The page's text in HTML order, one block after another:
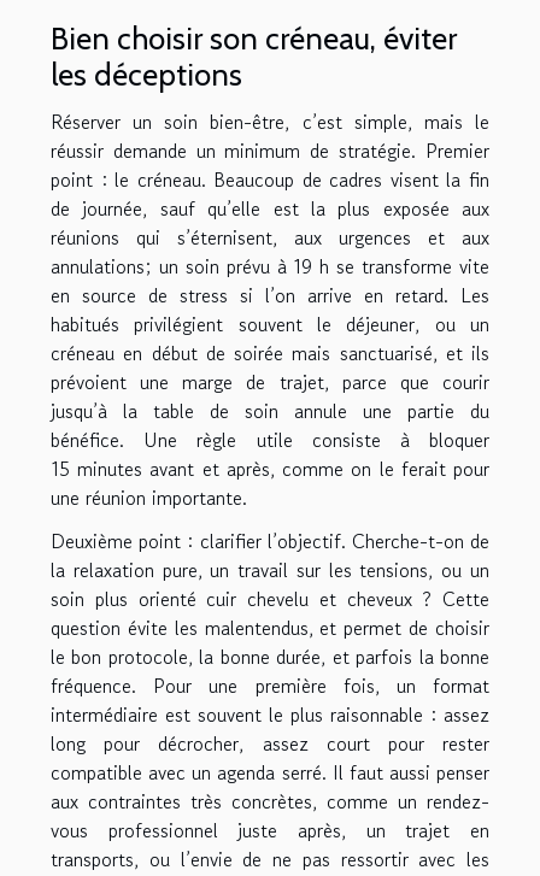
Bien choisir son créneau, éviter
les déceptions
Réserver un soin bien-être, c’est simple, mais le
réussir demande un minimum de stratégie. Premier
point : le créneau. Beaucoup de cadres visent la fin
de journée, sauf qu’elle est la plus exposée aux
réunions qui s’éternisent, aux urgences et aux
annulations; un soin prévu à 19 h se transforme vite
en source de stress si l’on arrive en retard. Les
habitués privilégient souvent le déjeuner, ou un
créneau en début de soirée mais sanctuarisé, et ils
prévoient une marge de trajet, parce que courir
jusqu’à la table de soin annule une partie du
bénéfice. Une règle utile consiste à bloquer
15 minutes avant et après, comme on le ferait pour
une réunion importante.
Deuxième point : clarifier l’objectif. Cherche-t-on de
la relaxation pure, un travail sur les tensions, ou un
soin plus orienté cuir chevelu et cheveux ? Cette
question évite les malentendus, et permet de choisir
le bon protocole, la bonne durée, et parfois la bonne
fréquence. Pour une première fois, un format
intermédiaire est souvent le plus raisonnable : assez
long pour décrocher, assez court pour rester
compatible avec un agenda serré. Il faut aussi penser
aux contraintes très concrètes, comme un rendez-
vous professionnel juste après, un trajet en
transports, ou l’envie de ne pas ressortir avec les